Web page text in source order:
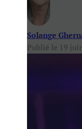
Solange
Publié le 19